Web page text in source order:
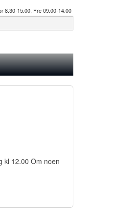
8.30-15.00, Fre 09.00-14.00
kl 12.00 Om noen